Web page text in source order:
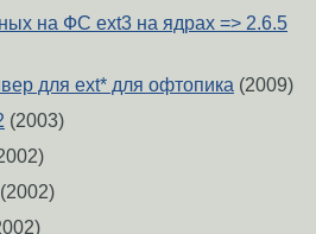
на ФС ext3 на ядрах => 2.6.5
для ext* для офтопика (2009)
(2003)
(2002)